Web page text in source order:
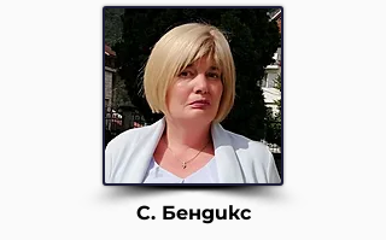
С. Бендикс